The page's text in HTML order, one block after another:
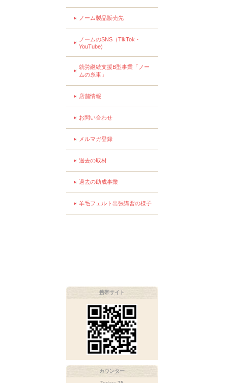
ノーム製品販売先
ノームのSNS（TikTok・
YouTube)
就労継続支援B型事業「ノー
ムの糸車」
店舗情報
お問い合わせ
メルマガ登録
過去の取材
過去の助成事業
羊毛フェルト出張講習の様子
携帯サイト
カウンター